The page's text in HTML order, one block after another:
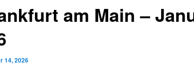
am Main –
14, 2026